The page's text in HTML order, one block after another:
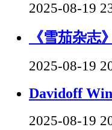
2025-08-19
《雪茄杂志
2025-08-19
Davidoff
2025-08-19